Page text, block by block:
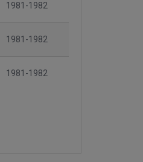
1981-1982
1981-1982
1981-1982